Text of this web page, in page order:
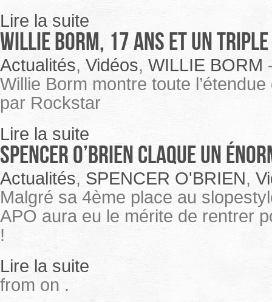
Lire la suite
Willie Borm, 17 ans et un
Actualités, Vidéos, WILLIE BORM
Willie Borm montre toute
par Rockstar
Lire la suite
Spencer O’Brien claque un
Actualités, SPENCER O'BRIEN,
Malgré sa 4ème place au
APO aura eu le mérite de rentrer
!
Lire la suite
from on .